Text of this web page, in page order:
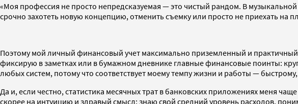
«Моя профессия не просто непредсказуемая — это чистый рандом. В
срочно захотеть новую концепцию, отменить съемку или просто не приехать на
Поэтому мой личный финансовый учет максимально приземленный и
фиксирую в заметках или в бумажном дневнике главные финансовые поинты:
любых систем, потому что соответствует моему темпу жизни и работы —
Да и, если честно, статистика месячных трат в банковских приложениях меня
скорее на интуицию и здравый смысл: знаю свой средний уровень расходов,